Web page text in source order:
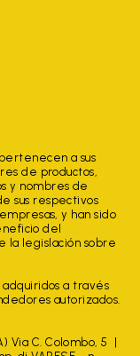
a sus
de productos,
y nombres de
sus respectivos
y han sido
del
la legislación sobre
a través
autorizados.
Via C. Colombo, 5